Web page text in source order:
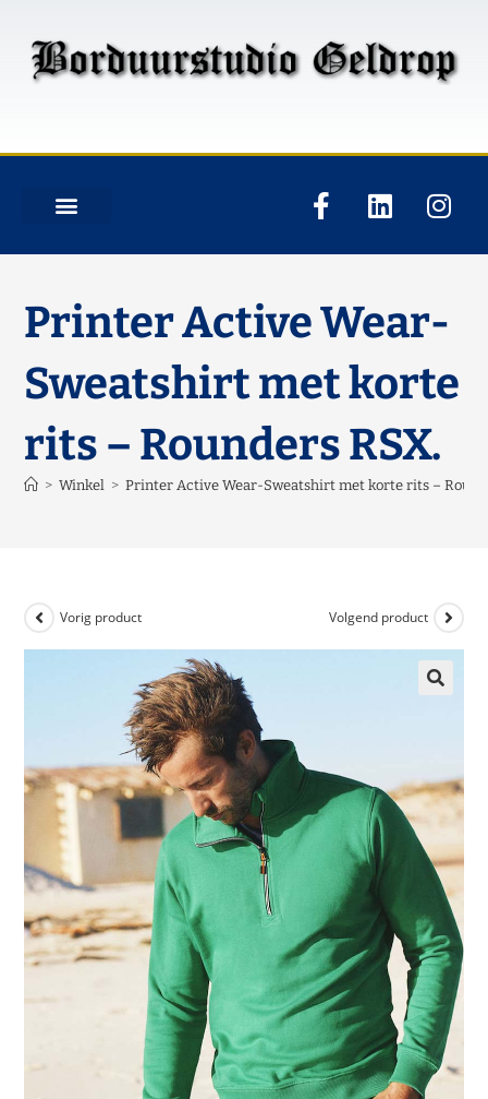
Printer Active Wear-
Sweatshirt met korte
rits – Rounders RSX.
> Winkel > Printer Active Wear-Sweatshirt met korte rits –
Vorig product Volgend product